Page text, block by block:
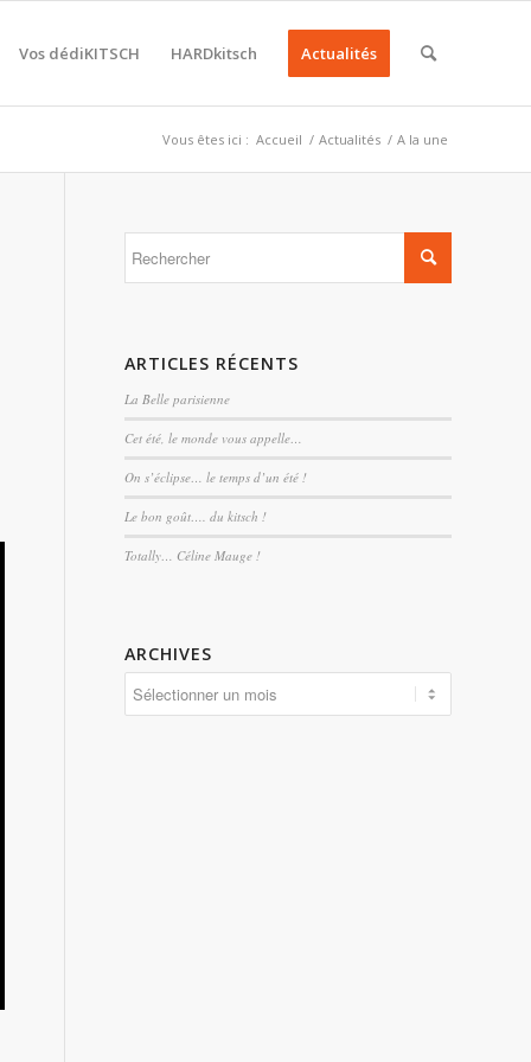
Vos dédiKITSCH HARDkitsch Actualités
Vous êtes ici : Accueil / Actualités / A la une
ARTICLES RÉCENTS
La Belle parisienne
Cet été, le monde vous appelle…
On s’éclipse… le temps d’un été !
Le bon goût…. du kitsch !
Totally… Céline Mauge !
ARCHIVES